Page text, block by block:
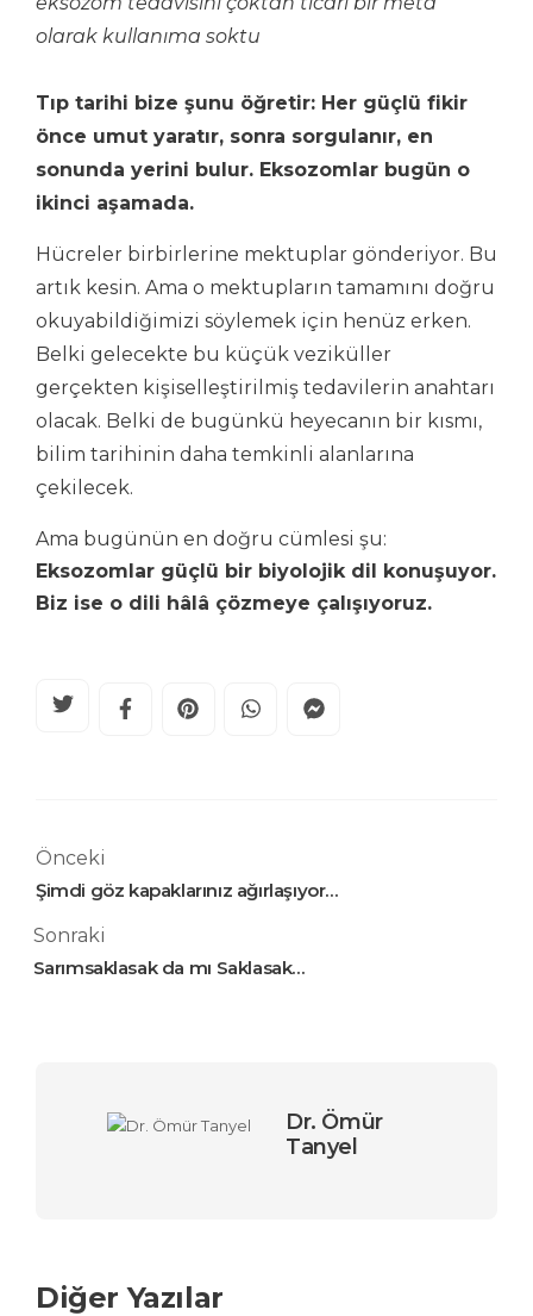
olarak kullanıma soktu
Tıp tarihi bize şunu öğretir: Her güçlü fikir
önce umut yaratır, sonra sorgulanır, en
sonunda yerini bulur. Eksozomlar bugün o
ikinci aşamada.
Hücreler birbirlerine mektuplar gönderiyor. Bu
artık kesin. Ama o mektupların tamamını doğru
okuyabildiğimizi söylemek için henüz erken.
Belki gelecekte bu küçük veziküller
gerçekten kişiselleştirilmiş tedavilerin anahtarı
olacak. Belki de bugünkü heyecanın bir kısmı,
bilim tarihinin daha temkinli alanlarına
çekilecek.
Ama bugünün en doğru cümlesi şu:
Eksozomlar güçlü bir biyolojik dil konuşuyor.
Biz ise o dili hâlâ çözmeye çalışıyoruz.
Önceki
Şimdi göz kapaklarınız ağırlaşıyor…
Sonraki
Sarımsaklasak da mı Saklasak…
Dr. Ömür
Tanyel
Diğer Yazılar